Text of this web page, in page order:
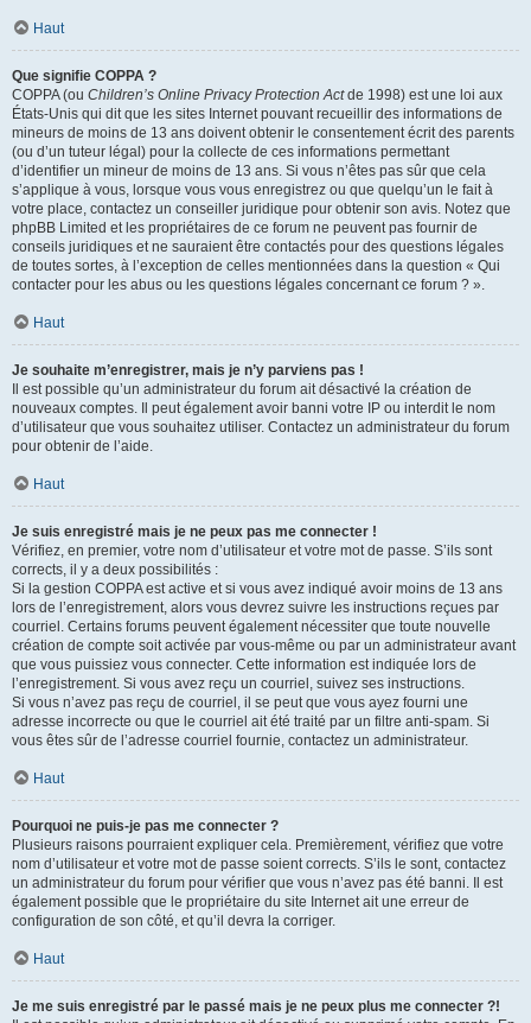
Haut
Que signifie COPPA ?
COPPA (ou Children’s Online Privacy Protection Actde 1998) est une loi aux
États-Unis qui dit que les sites Internet pouvant recueillir des informations de
mineurs de moins de 13 ans doivent obtenir le consentement écrit des parents
(ou d’un tuteur légal) pour la collecte de ces informations permettant
d’identifier un mineur de moins de 13 ans. Si vous n’êtes pas sûr que cela
s’applique à vous, lorsque vous vous enregistrez ou que quelqu’un le fait à
votre place, contactez un conseiller juridique pour obtenir son avis. Notez que
phpBB Limited et les propriétaires de ce forum ne peuvent pas fournir de
conseils juridiques et ne sauraient être contactés pour des questions légales
de toutes sortes, à l’exception de celles mentionnées dans la question « Qui
contacter pour les abus ou les questions légales concernant ce forum ? ».
Haut
Je souhaite m’enregistrer, mais je n’y parviens pas !
Il est possible qu’un administrateur du forum ait désactivé la création de
nouveaux comptes. Il peut également avoir banni votre IP ou interdit le nom
d’utilisateur que vous souhaitez utiliser. Contactez un administrateur du forum
pour obtenir de l’aide.
Haut
Je suis enregistré mais je ne peux pas me connecter !
Vérifiez, en premier, votre nom d’utilisateur et votre mot de passe. S’ils sont
corrects, il y a deux possibilités :
Si la gestion COPPA est active et si vous avez indiqué avoir moins de 13 ans
lors de l’enregistrement, alors vous devrez suivre les instructions reçues par
courriel. Certains forums peuvent également nécessiter que toute nouvelle
création de compte soit activée par vous-même ou par un administrateur avant
que vous puissiez vous connecter. Cette information est indiquée lors de
l’enregistrement. Si vous avez reçu un courriel, suivez ses instructions.
Si vous n’avez pas reçu de courriel, il se peut que vous ayez fourni une
adresse incorrecte ou que le courriel ait été traité par un filtre anti-spam. Si
vous êtes sûr de l’adresse courriel fournie, contactez un administrateur.
Haut
Pourquoi ne puis-je pas me connecter ?
Plusieurs raisons pourraient expliquer cela. Premièrement, vérifiez que votre
nom d’utilisateur et votre mot de passe soient corrects. S’ils le sont, contactez
un administrateur du forum pour vérifier que vous n’avez pas été banni. Il est
également possible que le propriétaire du site Internet ait une erreur de
configuration de son côté, et qu’il devra la corriger.
Haut
Je me suis enregistré par le passé mais je ne peux plus me connecter ?!